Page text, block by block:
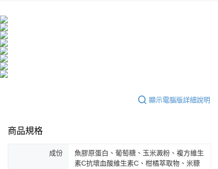
查看運費
海外配送(馬來西亞)
海外配送(澳大利亞) 查看運費
顯示電腦版詳細說明
商品規格
成份
魚膠原蛋白、葡萄糖、玉米澱粉、複方維生
素C抗壞血酸維生素C、柑橘萃取物、米糠